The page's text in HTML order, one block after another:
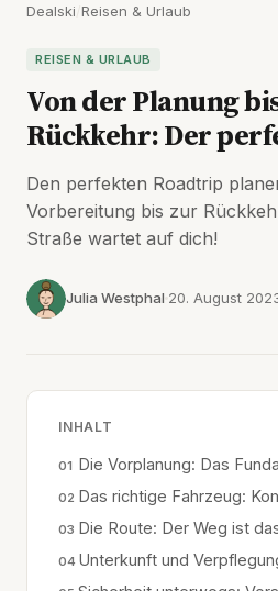
Dealski Reisen & Urlaub
REISEN & URLAUB
Von der Planung
Rückkehr: Der
Den perfekten Roadtrip
Vorbereitung bis zur
Straße wartet auf dich!
Julia Westphal 20. August
INHALT
Die Vorplanung: Das
Das richtige Fahrzeug:
Die Route: Der Weg ist
Unterkunft und